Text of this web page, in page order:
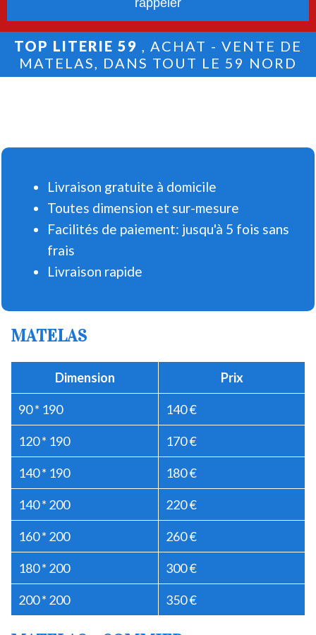
TOP LITERIE 59 , ACHAT - VENTE DE
MATELAS, DANS TOUT LE 59 NORD
Livraison gratuite à domicile
Toutes dimension et sur-mesure
Facilités de paiement: jusqu'à 5 fois sans
frais
Livraison rapide
MATELAS
Dimension Prix
90 * 190 140 €
120 * 190 170 €
140 * 190 180 €
140 * 200 220 €
160 * 200 260 €
180 * 200 300 €
200 * 200 350 €